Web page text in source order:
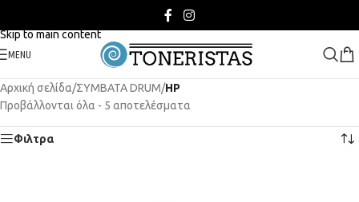
Skip to main content
MENU
Αρχική σελίδα/ΣΥΜΒΑΤΑ DRUM/HP
Προβάλλονται όλα - 5 αποτελέσματα
Φιλτρα